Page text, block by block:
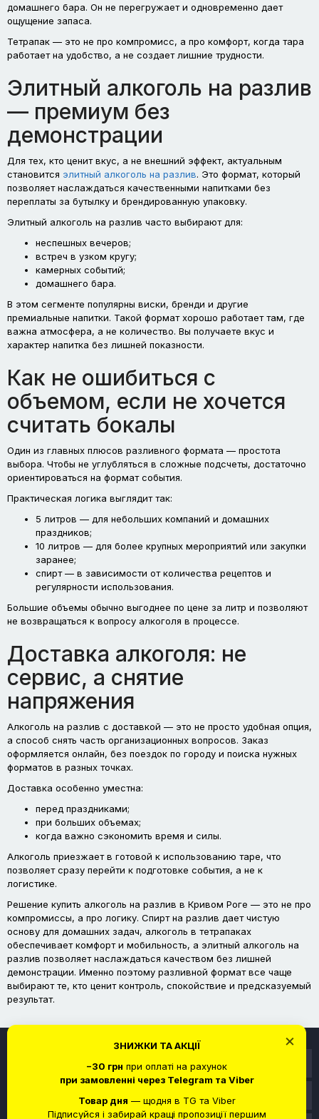
домашнего бара. Он не перегружает и одновременно дает
ощущение запаса.
Тетрапак — это не про компромисс, а про комфорт, когда тара
работает на удобство, а не создает лишние трудности.
Элитный алкоголь на разлив
— премиум без
демонстрации
Для тех, кто ценит вкус, а не внешний эффект, актуальным
становится элитный алкоголь на разлив. Это формат, который
позволяет наслаждаться качественными напитками без
переплаты за бутылку и брендированную упаковку.
Элитный алкоголь на разлив часто выбирают для:
неспешных вечеров;
встреч в узком кругу;
камерных событий;
домашнего бара.
В этом сегменте популярны виски, бренди и другие
премиальные напитки. Такой формат хорошо работает там, где
важна атмосфера, а не количество. Вы получаете вкус и
характер напитка без лишней показности.
Как не ошибиться с
объемом, если не хочется
считать бокалы
Один из главных плюсов разливного формата — простота
выбора. Чтобы не углубляться в сложные подсчеты, достаточно
ориентироваться на формат события.
Практическая логика выглядит так:
5 литров — для небольших компаний и домашних
праздников;
10 литров — для более крупных мероприятий или закупки
заранее;
спирт — в зависимости от количества рецептов и
регулярности использования.
Большие объемы обычно выгоднее по цене за литр и позволяют
не возвращаться к вопросу алкоголя в процессе.
Доставка алкоголя: не
сервис, а снятие
напряжения
Алкоголь на разлив с доставкой — это не просто удобная опция,
а способ снять часть организационных вопросов. Заказ
оформляется онлайн, без поездок по городу и поиска нужных
форматов в разных точках.
Доставка особенно уместна:
перед праздниками;
при больших объемах;
когда важно сэкономить время и силы.
Алкоголь приезжает в готовой к использованию таре, что
позволяет сразу перейти к подготовке события, а не к
логистике.
Решение купить алкоголь на разлив в Кривом Роге — это не про
компромиссы, а про логику. Спирт на разлив дает чистую
основу для домашних задач, алкоголь в тетрапаках
обеспечивает комфорт и мобильность, а элитный алкоголь на
разлив позволяет наслаждаться качеством без лишней
демонстрации. Именно поэтому разливной формат все чаще
выбирают те, кто ценит контроль, спокойствие и предсказуемый
результат.
×
ЗНИЖКИ ТА АКЦІЇ
−30 грн при оплаті на рахунок
при замовленні через Telegram та Viber
Товар дня — щодня в TG та Viber
Підписуйся і забирай кращі пропозиції першим
Служба поддержки